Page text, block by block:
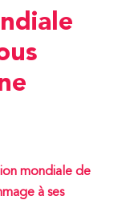
mondiale de
à ses